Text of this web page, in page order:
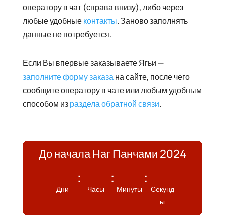
оператору в чат (справа внизу), либо через
любые удобныеконтакты. Заново заполнять
данные не потребуется.
Если Вы впервые заказываете Ягьи —
заполните форму заказана сайте, после чего
сообщите оператору в чате или любым удобным
способом израздела обратной связи.
До начала Наг Панчами 2024
Дни
:
Часы
:
Минуты
:
Секунд
ы